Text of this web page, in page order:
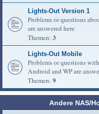
Lights-Out Version 1
Problems or questions
are answered here
Themen: 3
Lights-Out Mobile
Problems or questions
Android and WP are
Themen: 9
Andere NAS/